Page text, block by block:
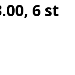
6 st